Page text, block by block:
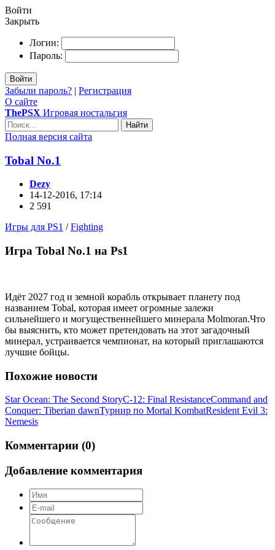
Войти
Закрыть
Логин:
Пароль:
Войти
Забыли пароль? | Регистрация
О сайте
ThePSX Игровая ностальгия
Найти
Полная версия сайта
Tobal No.1
Dezy
14-12-2016, 17:14
2 591
Игры для PS1 /Fighting
Игра Tobal No.1 на Ps1
Идёт 2027 год и земной корабль открывает планету под
названием Tobal, которая имеет огромные залежи
сильнейшего и могущественнейшего минерала Molmoran.Что
бы выяснить, кто может претендовать на этот загадочный
минерал, устраивается чемпионат, на который приглашаются
лучшие бойцы.
Похожие новости
Star Ocean: The Second StoryC-12: Final ResistanceCommand and
Conquer: Tiberian dawnТурнир по Mortal KombatResident Evil 3:
Nemesis
Комментарии (0)
Добавление комментария